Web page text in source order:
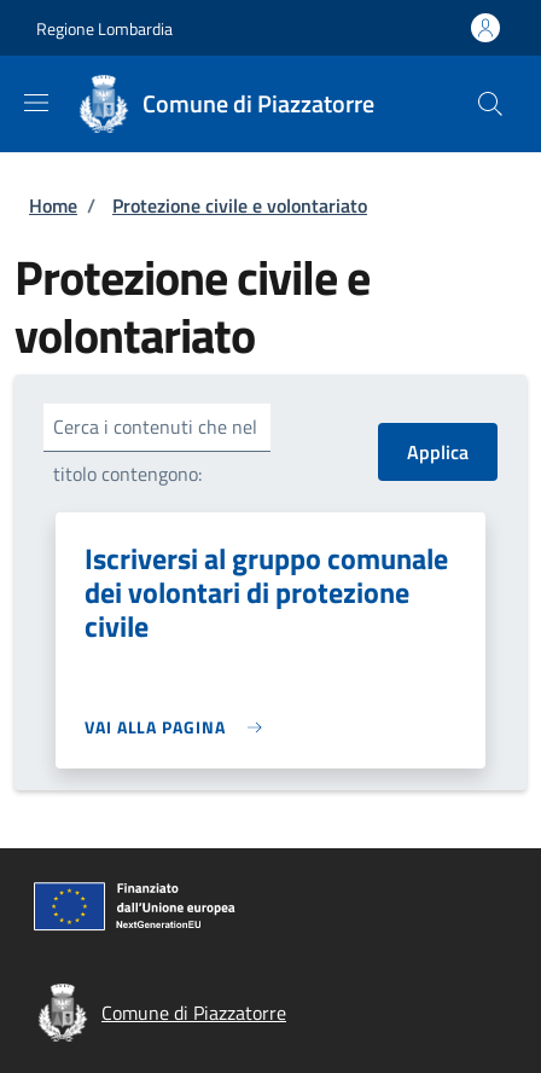
Regione Lombardia
Comune di Piazzatorre
Briciole di pane
Home / Protezione civile e volontariato
Protezione civile e
volontariato
Cerca i contenuti che nel
titolo contengono:
Iscriversi al gruppo comunale
dei volontari di protezione
civile
VAI ALLA PAGINA
Comune di Piazzatorre